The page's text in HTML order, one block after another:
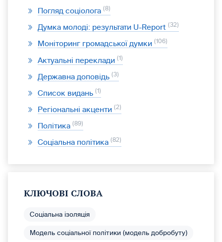
Погляд соціолога 8
Думка молоді: результати U-Report 32
Моніторинг громадської думки 106
Актуальні переклади 1
Державна доповідь 3
Список видань 1
Регіональні акценти 2
Політика 89
Соціальна політика 82
КЛЮЧОВІ СЛОВА
Соціальна ізоляція
Модель соціальної політики (модель добробуту)